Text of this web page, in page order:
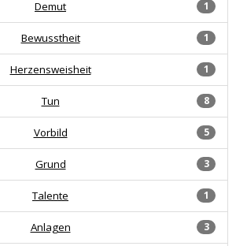
1
Demut
1
Bewusstheit
1
Herzensweisheit
8
Tun
5
Vorbild
3
Grund
1
Talente
3
Anlagen